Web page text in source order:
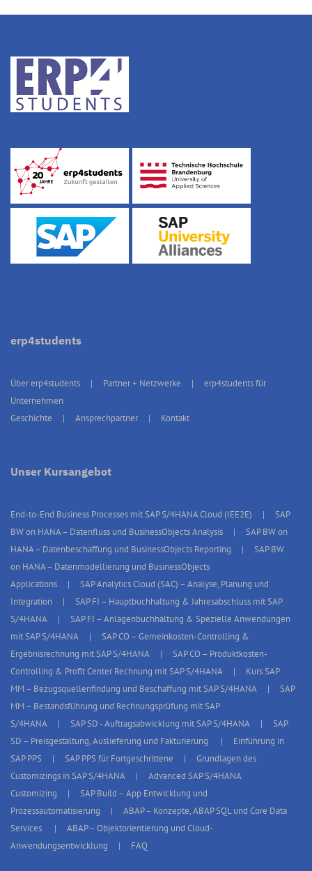
erp4students
Über erp4students Partner + Netzwerke
erp4students für
Unternehmen
Geschichte
Ansprechpartner Kontakt
Unser Kursangebot
End-to-End Business Processes mit SAP S/4HANA Cloud (IEE2E)
SAP
BW on HANA – Datenfluss und BusinessObjects Analysis
SAP BW on
HANA – Datenbeschaffung und BusinessObjects Reporting
SAP BW
on HANA – Datenmodellierung und BusinessObjects
Applications
SAP Analytics Cloud (SAC) – Analyse, Planung und
Integration
SAP FI – Hauptbuchhaltung & Jahresabschluss mit SAP
S/4HANA
SAP FI – Anlagenbuchhaltung & Spezielle Anwendungen
mit SAP S/4HANA
SAP CO – Gemeinkosten-Controlling &
Ergebnisrechnung mit SAP S/4HANA
SAP CO – Produktkosten-
Controlling & Profit Center Rechnung mit SAP S/4HANA
Kurs SAP
MM – Bezugsquellenfindung und Beschaffung mit SAP S/4HANA
SAP
MM – Bestandsführung und Rechnungsprüfung mit SAP
S/4HANA
SAP SD - Auftragsabwicklung mit SAP S/4HANA
SAP
SD – Preisgestaltung, Auslieferung und Fakturierung
Einführung in
SAP PPS
SAP PPS für Fortgeschrittene
Grundlagen des
Customizings in SAP S/4HANA
Advanced SAP S/4HANA
Customizing
SAP Build – App Entwicklung und
Prozessautomatisierung
ABAP – Konzepte, ABAP SQL und Core Data
Services
ABAP – Objektorientierung und Cloud-
Anwendungsentwicklung
FAQ